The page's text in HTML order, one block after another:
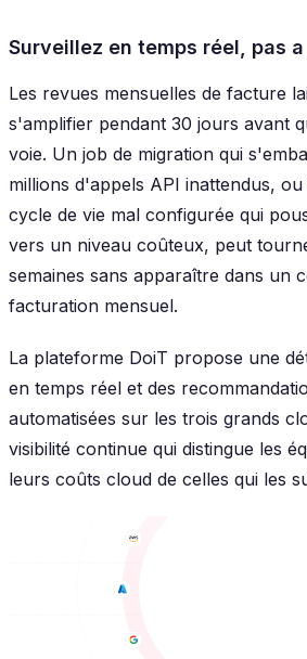
Surveillez en temps réel, pas
Les revues mensuelles de facture
s'amplifier pendant 30 jours avant
voie. Un job de migration qui
millions d'appels API inattendus,
cycle de vie mal configurée qui
vers un niveau coûteux, peut
semaines sans apparaître dans un
facturation mensuel.
La plateforme DoiT propose une
en temps réel et des
automatisées sur les trois grands
visibilité continue qui distingue les
leurs coûts cloud de celles qui les